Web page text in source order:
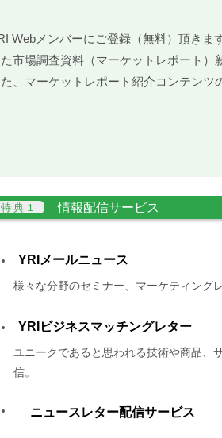
Webメンバーにご登録（無料）頂き
た市場調査資料（マーケットレポート）
た、マーケットレポート紹介コンテンツ
情報配信サービス
YRIメールニュース
様々な分野のセミナー、マーケティング
YRIビジネスマッチングレター
ユニークであると思われる技術や商品、
信。
ニュースレター配信サービス